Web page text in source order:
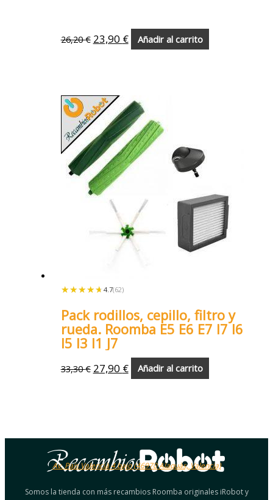
26,20€ 23,90 € Añadir al carrito
★★★★★
★★★★★ 4.7(62)
Pack rodillos, cepillo, filtro y
rueda. Roomba E5 E6 E7 I7 I6
I5 I3 I1 J7
33,30€ 27,90 € Añadir al carrito
Av. País Valencià 4 bajo (46970 Alaquàs, Valencia)
Somos la tienda con más recambios Roomba originales iRobot y